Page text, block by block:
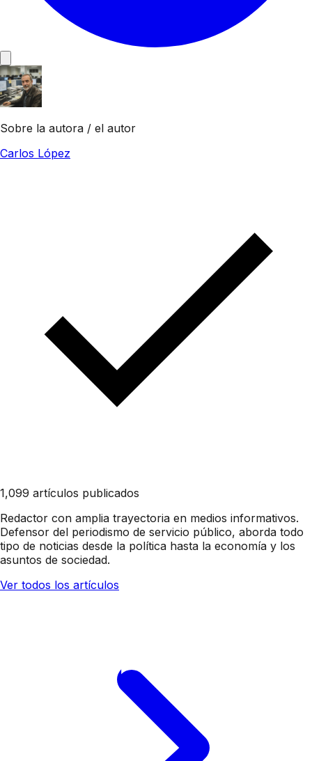
Sobre la autora / el autor
Carlos López
1,099 artículos publicados
Redactor con amplia trayectoria en medios informativos.
Defensor del periodismo de servicio público, aborda todo
tipo de noticias desde la política hasta la economía y los
asuntos de sociedad.
Ver todos los artículos